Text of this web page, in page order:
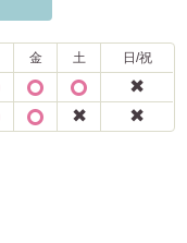
金 土
日/祝
✖
✖ ✖